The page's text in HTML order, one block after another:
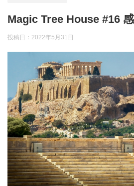
Magic Tree House #16
投稿日： 2022年5月31日